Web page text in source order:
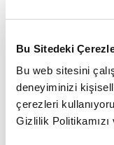
Bu Sitedeki
Bu web sitesini
deneyiminizi
çerezleri
Gizlilik Politikamızı